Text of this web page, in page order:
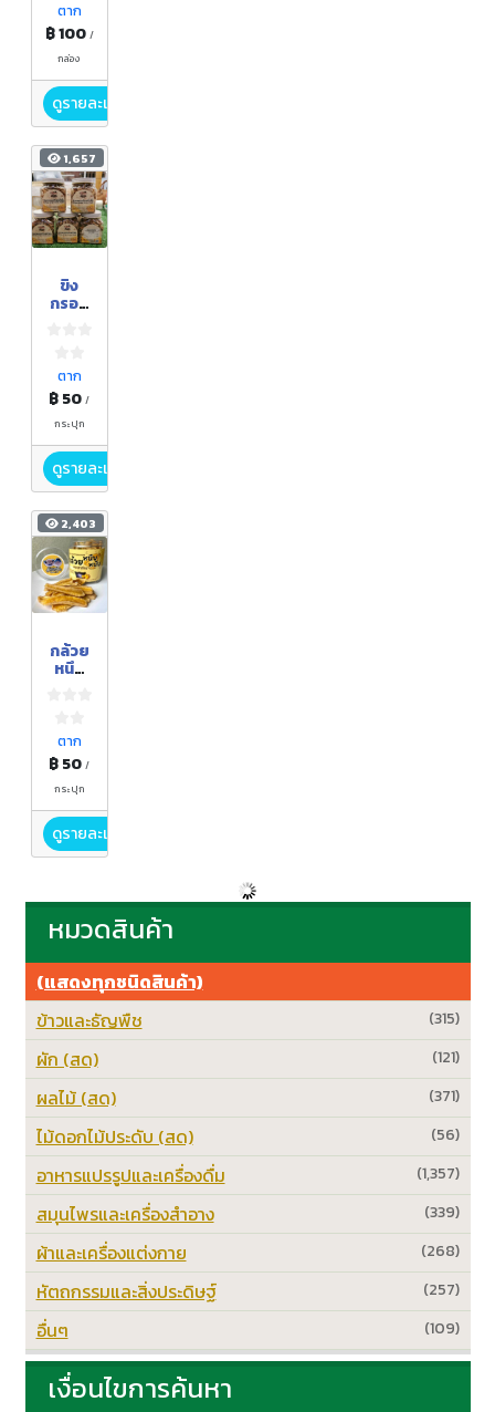
ตาก
฿ 100 /
กล่อง
ดูรายละเอียด
1,657
ขิง
กรอบ
ตาก
฿ 50/
กระปุก
ดูรายละเอียด
2,403
กล้วย
หนึบ
ตาก
฿ 50/
กระปุก
ดูรายละเอียด
หมวดสินค้า
(แสดงทุกชนิดสินค้า)
(315)
ข้าวและธัญพืช
(121)
ผัก (สด)
(371)
ผลไม้ (สด)
(56)
ไม้ดอกไม้ประดับ (สด)
(1,357)
อาหารแปรรูปและเครื่องดื่ม
(339)
สมุนไพรและเครื่องสำอาง
(268)
ผ้าและเครื่องแต่งกาย
(257)
หัตถกรรมและสิ่งประดิษฐ์
(109)
อื่นๆ
เงื่อนไขการค้นหา